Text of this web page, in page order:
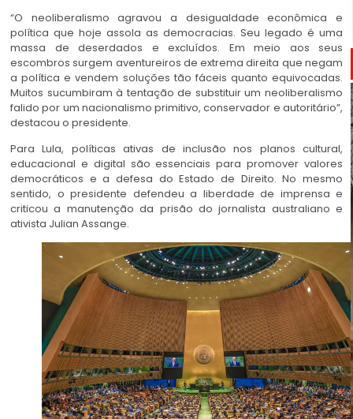
“O neoliberalismo agravou a desigualdade econômica e
política que hoje assola as democracias. Seu legado é uma
massa de deserdados e excluídos. Em meio aos seus
escombros surgem aventureiros de extrema direita que negam
a política e vendem soluções tão fáceis quanto equivocadas.
Muitos sucumbiram à tentação de substituir um neoliberalismo
falido por um nacionalismo primitivo, conservador e autoritário”,
destacou o presidente.
Para Lula, políticas ativas de inclusão nos planos cultural,
educacional e digital são essenciais para promover valores
democráticos e a defesa do Estado de Direito. No mesmo
sentido, o presidente defendeu a liberdade de imprensa e
criticou a manutenção da prisão do jornalista australiano e
ativista Julian Assange.